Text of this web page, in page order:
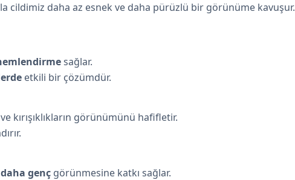
cildimiz daha az esnek ve daha pürüzlü bir görünüme kavuşur.
sağlar.
etkili bir çözümdür.
kırışıklıkların görünümünü hafifletir.
daha genç görünmesine katkı sağlar.